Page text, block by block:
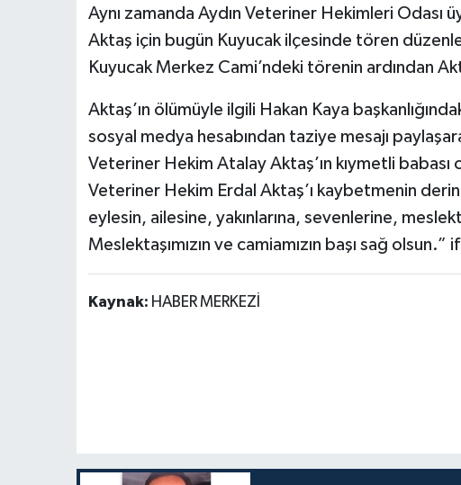
Aynı zamanda Aydın Veteriner Hekimleri Odası
Aktaş için bugün Kuyucak ilçesinde tören
Kuyucak Merkez Cami’ndeki törenin ardından
Aktaş’ın ölümüyle ilgili Hakan Kaya
sosyal medya hesabından taziye mesajı
Veteriner Hekim Atalay Aktaş’ın kıymetli babası
Veteriner Hekim Erdal Aktaş’ı kaybetmenin
eylesin, ailesine, yakınlarına, sevenlerine,
Meslektaşımızın ve camiamızın başı sağ olsun.”
Kaynak: HABER MERKEZİ